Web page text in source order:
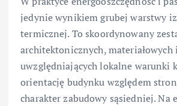
jedynie wynikiem grubej warstwy
termicznej. To skoordynowany
architektonicznych,
uwzględniających lokalne warunki
orientację budynku względem
charakter zabudowy sąsiedniej. Na